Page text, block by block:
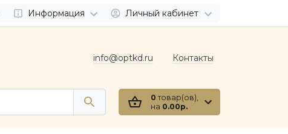
Информация Личный кабинет
info@optkd.ru Контакты
0 товар(ов),
на 0.00р.